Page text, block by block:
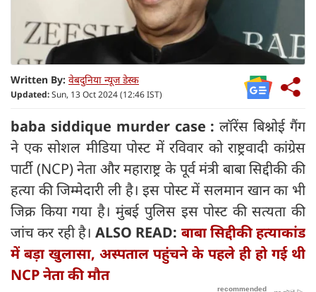
Written By: वेबदुनिया न्यूज डेस्क
Updated:Sun, 13 Oct 2024 (12:46 IST)
baba siddique murder case :लॉरेंस बिश्नोई गैंग
ने एक सोशल मीडिया पोस्ट में रविवार को राष्ट्रवादी कांग्रेस
पार्टी (NCP) नेता और महाराष्ट्र के पूर्व मंत्री बाबा सिद्दीकी की
हत्या की जिम्मेदारी ली है। इस पोस्ट में सलमान खान का भी
जिक्र किया गया है। मुंबई पुलिस इस पोस्ट की सत्यता की
जांच कर रही है। ALSO READ: बाबा सिद्दीकी हत्याकांड
में बड़ा खुलासा, अस्पताल पहुंचने के पहले ही हो गई थी
NCP नेता की मौत